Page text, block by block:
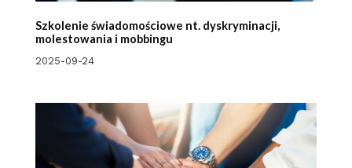
Szkolenie świadomościowe nt. dyskryminacji,
molestowania i mobbingu
2025-09-24